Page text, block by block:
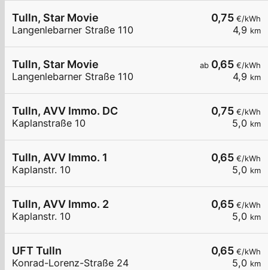
0,75 €/kWh
4,9 km
Tulln, Star Movie
Langenlebarner Straße 110
ab 0,65 €/kWh
4,9 km
Tulln, Star Movie
Langenlebarner Straße 110
0,75 €/kWh
5,0 km
Tulln, AVV Immo. DC
Kaplanstraße 10
0,65 €/kWh
5,0 km
Tulln, AVV Immo. 1
Kaplanstr. 10
0,65 €/kWh
5,0 km
Tulln, AVV Immo. 2
Kaplanstr. 10
0,65 €/kWh
5,0 km
UFT Tulln
Konrad-Lorenz-Straße 24